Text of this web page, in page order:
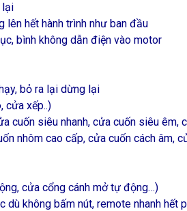
lại
hết hành trình như ban đầu
bình không dẫn điện vào motor
bỏ ra lại dừng lại
cửa xếp..)
cuốn siêu nhanh, cửa cuốn siêu êm,
nhôm cao cấp, cửa cuốn cách âm,
cửa cổng cánh mở tự động…)
không bấm nút, remote nhanh hết